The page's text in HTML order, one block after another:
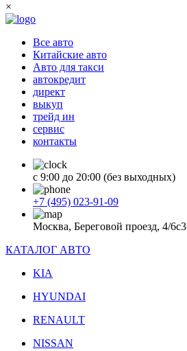
×
Все авто
Китайские авто
Авто для такси
автокредит
директ
выкуп
трейд ин
сервис
контакты
с 9:00 до 20:00 (без выходных)
+7 (495) 023-91-09
Москва, Береговой проезд, 4/6с3
КАТАЛОГ АВТО
KIA
HYUNDAI
RENAULT
NISSAN